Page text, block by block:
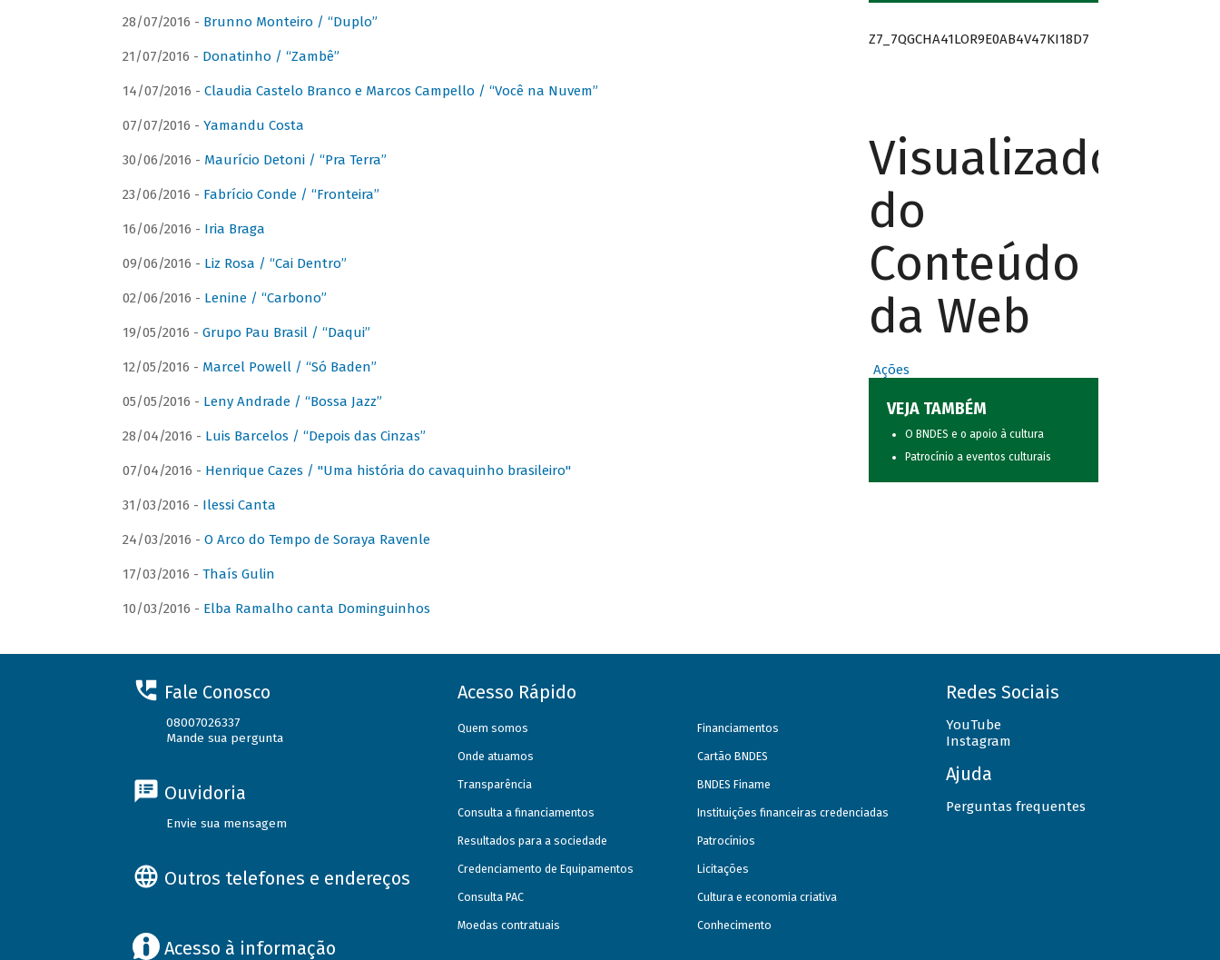
28/07/2016 - Brunno Monteiro / “Duplo”
21/07/2016 - Donatinho / “Zambê”
14/07/2016 - Claudia Castelo Branco e Marcos Campello / “Você na Nuvem”
07/07/2016 - Yamandu Costa
30/06/2016 - Maurício Detoni / “Pra Terra”
23/06/2016 - Fabrício Conde / “Fronteira”
16/06/2016 - Iria Braga
09/06/2016 - Liz Rosa / “Cai Dentro”
02/06/2016 - Lenine / “Carbono”
19/05/2016 - Grupo Pau Brasil / “Daqui”
12/05/2016 - Marcel Powell / “Só Baden”
05/05/2016 - Leny Andrade / “Bossa Jazz”
28/04/2016 - Luis Barcelos / “Depois das Cinzas”
07/04/2016 - Henrique Cazes / "Uma história do cavaquinho brasileiro"
31/03/2016 - Ilessi Canta
24/03/2016 - O Arco do Tempo de Soraya Ravenle
17/03/2016 - Thaís Gulin
10/03/2016 - Elba Ramalho canta Dominguinhos
Z7_7QGCHA41LOR9E0AB4V47KI18D7
Visualizador
do
Conteúdo
da Web
Ações
VEJA TAMBÉM
O BNDES e o apoio à cultura
Patrocínio a eventos culturais
Fale Conosco
08007026337
Mande sua pergunta
Ouvidoria
Envie sua mensagem
Outros telefones e endereços
Acesso à informação
Acesso Rápido
Quem somos
Onde atuamos
Transparência
Consulta a financiamentos
Resultados para a sociedade
Credenciamento de Equipamentos
Consulta PAC
Moedas contratuais
Financiamentos
Cartão BNDES
BNDES Finame
Instituições financeiras credenciadas
Patrocínios
Licitações
Cultura e economia criativa
Conhecimento
Redes Sociais
YouTube
Instagram
Ajuda
Perguntas frequentes